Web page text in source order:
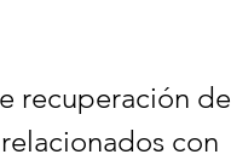
recuperación de
con